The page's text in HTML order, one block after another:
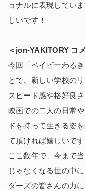
ョナルに表現してい
しいです！
＜jon-YAKITORY コ
今回「ベイビーわる
とで、新しい学校の
スピード感や格好良
映画での二人の日常
ドを持って生きる姿
て頂ければ嬉しいです
ここ数年で、今まで
じゃなくなる世の中
ダーズの皆さんの力